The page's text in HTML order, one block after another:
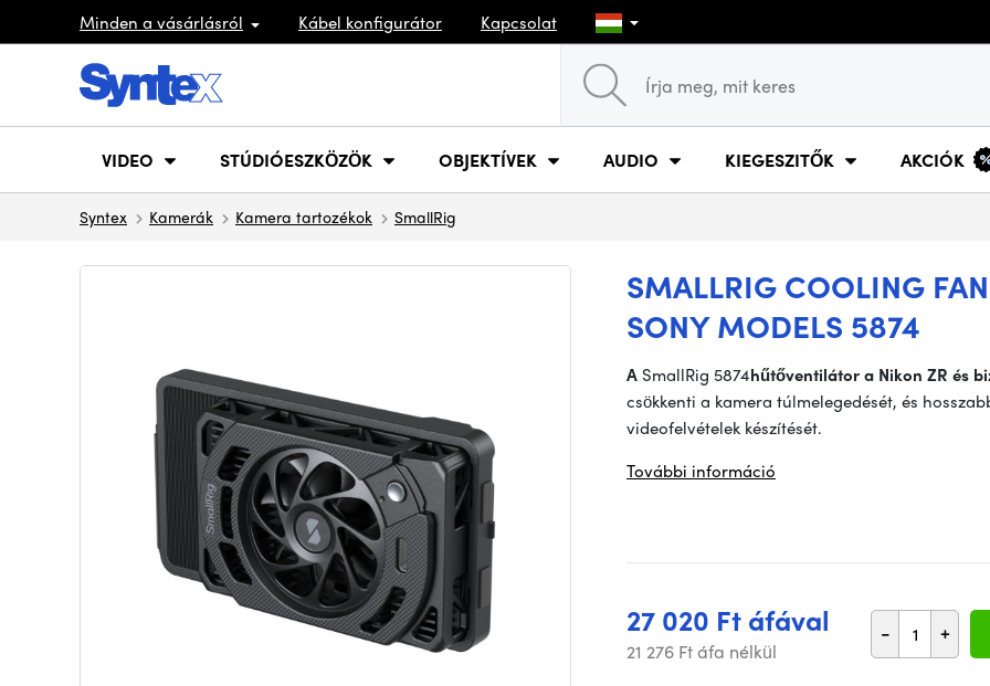
Minden a vásárlásról Kábel konfigurátor Kapcsolat
VIDEO STÚDIÓESZKÖZÖK OBJEKTÍVEK AUDIO KIEGESZITŐK AKCIÓK
Syntex Kamerák Kamera tartozékok SmallRig
SMALLRIG COOLING
SONY MODELS 5874
A SmallRig 5874hűtőventilátora Nikon ZR és
csökkenti a kamera túlmelegedését, és
videofelvételek készítését.
További információ
27 020 Ft áfával
21 276 Ft áfa nélkül
- +